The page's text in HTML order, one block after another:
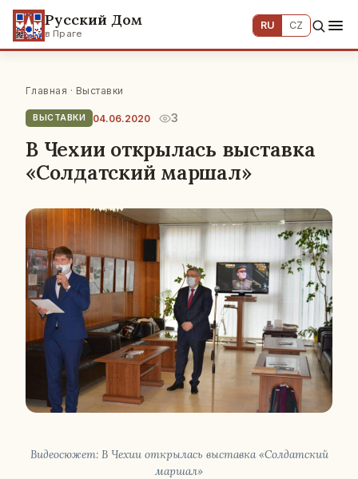
Русский Дом
в Праге
RU CZ
Главная · Выставки
ВЫСТАВКИ 04.06.2020 3
В Чехии открылась выставка
«Солдатский маршал»
Ви­део­сю­жет: В Чехии от­кры­лась вы­став­ка «Сол­дат­ский
маршал»